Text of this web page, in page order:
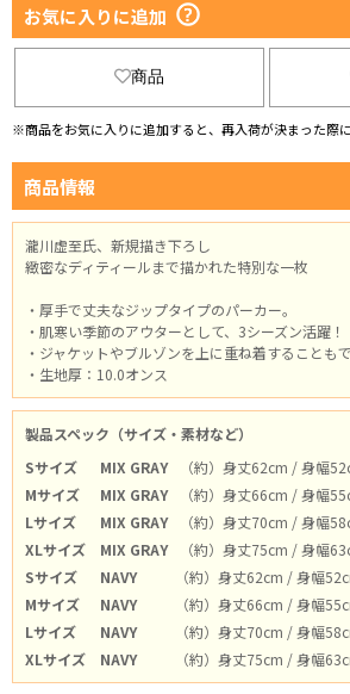
お気に入りに追加
商品
※商品をお気に入りに追加すると、再入荷が決まった際に
商品情報
瀧川虚至氏、新規描き下ろし
緻密なディティールまで描かれた特別な一枚
・厚手で丈夫なジップタイプのパーカー。
・肌寒い季節のアウターとして、3シーズン活躍！
・ジャケットやブルゾンを上に重ね着することもで
・生地厚：10.0オンス
製品スペック（サイズ・素材など）
Sサイズ
MIX GRAY
（約）身丈62cm / 身幅
Mサイズ
MIX GRAY
（約）身丈66cm / 身幅
Lサイズ
MIX GRAY
（約）身丈70cm / 身幅
XLサイズ
MIX GRAY
（約）身丈75cm / 身幅
Sサイズ
NAVY
（約）身丈62cm / 身幅
Mサイズ
NAVY
（約）身丈66cm / 身幅
Lサイズ
NAVY
（約）身丈70cm / 身幅
XLサイズ
NAVY （約）身丈75cm / 身幅